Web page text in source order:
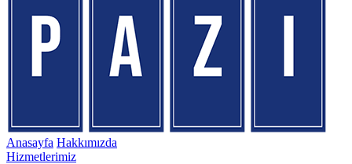
Anasayfa Hakkımızda
Hizmetlerimiz